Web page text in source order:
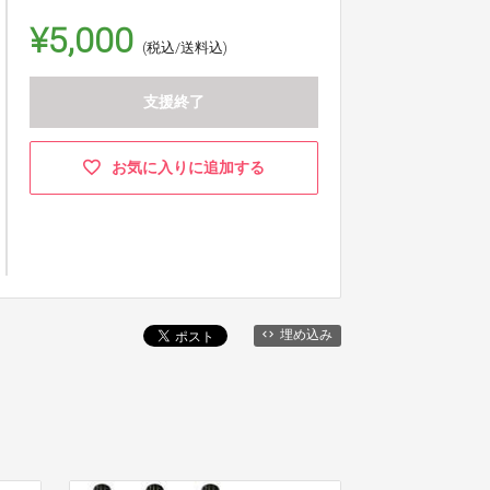
¥5,000 (税込/送料込)
支援終了
お気に入りに追加する
埋め込み